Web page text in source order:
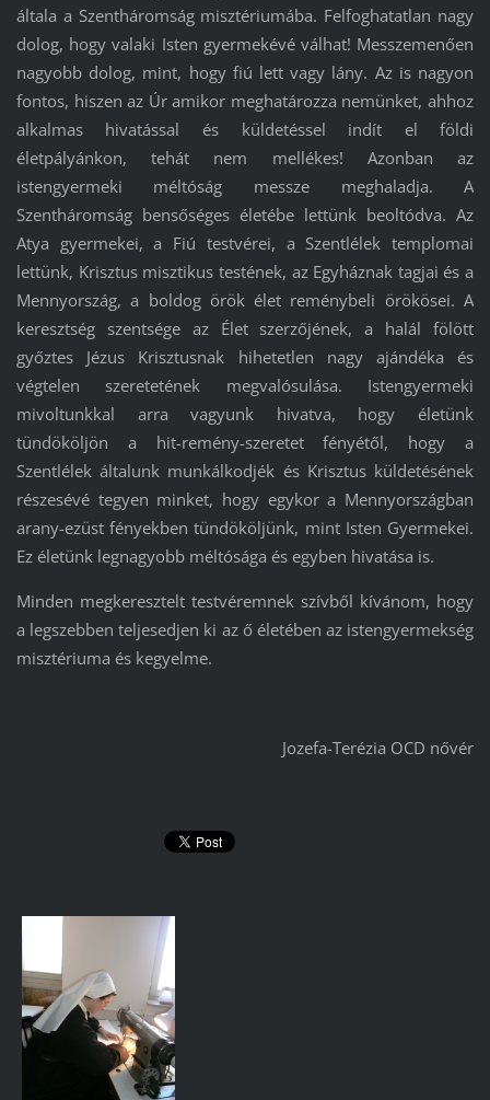
általa a Szentháromság misztériumába. Felfoghatatlan nagy
dolog, hogy valaki Isten gyermekévé válhat! Messzemenően
nagyobb dolog, mint, hogy fiú lett vagy lány. Az is nagyon
fontos, hiszen az Úr amikor meghatározza nemünket, ahhoz
alkalmas hivatással és küldetéssel indít el földi
életpályánkon, tehát nem mellékes! Azonban az
istengyermeki méltóság messze meghaladja. A
Szentháromság bensőséges életébe lettünk beoltódva. Az
Atya gyermekei, a Fiú testvérei, a Szentlélek templomai
lettünk, Krisztus misztikus testének, az Egyháznak tagjai és a
Mennyország, a boldog örök élet reménybeli örökösei. A
keresztség szentsége az Élet szerzőjének, a halál fölött
győztes Jézus Krisztusnak hihetetlen nagy ajándéka és
végtelen szeretetének megvalósulása. Istengyermeki
mivoltunkkal arra vagyunk hivatva, hogy életünk
tündököljön a hit-remény-szeretet fényétől, hogy a
Szentlélek általunk munkálkodjék és Krisztus küldetésének
részesévé tegyen minket, hogy egykor a Mennyországban
arany-ezüst fényekben tündököljünk, mint Isten Gyermekei.
Ez életünk legnagyobb méltósága és egyben hivatása is.
Minden megkeresztelt testvéremnek szívből kívánom, hogy
a legszebben teljesedjen ki az ő életében az istengyermekség
misztériuma és kegyelme.
Jozefa-Terézia OCD nővér